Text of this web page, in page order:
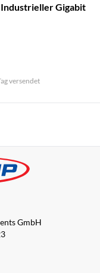
Gigabit
versendet
GmbH